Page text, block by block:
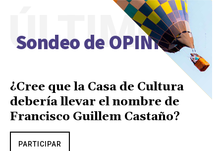
Sondeo de OPINIÓN
ÚLTIMO
¿Cree que la Casa de Cultura
debería llevar el nombre de
Francisco Guillem Castaño?
PARTICIPAR